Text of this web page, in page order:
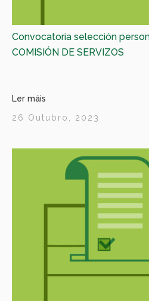
Convocatoria selección
COMISIÓN DE SERVIZOS
Ler máis
26 Outubro, 2023